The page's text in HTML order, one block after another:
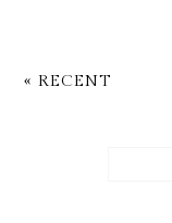
« RECENT